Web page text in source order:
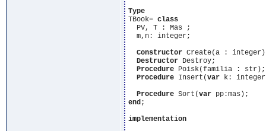
Type
TBook= class
  PV, T : Mas ;
  m,n: integer;
Constructor Create(a :
Destructor Destroy;
Procedure Poisk(familia : str);
Procedure Insert(var k:
Procedure Sort(var
end;
implementation